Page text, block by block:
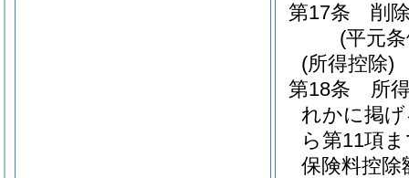
第17条
削
(平元
(所得控除)
第18条
所
れかに掲
ら第11項
保険料控除